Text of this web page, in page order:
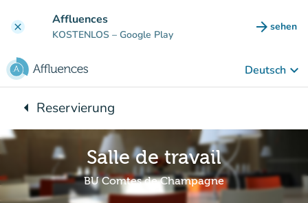
clear Affluences
KOSTENLOS – Google Play arrow_forward sehen
(new
Deutsch keyboard_arrow_down
arrow_leftZurück zu:
Reservierung
Salle de travail
BU Comtes de Champagne